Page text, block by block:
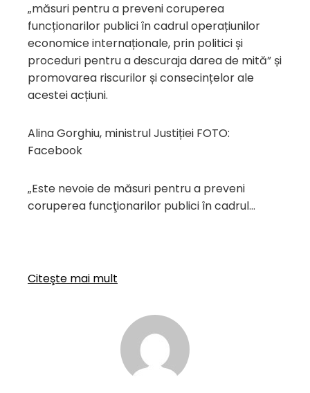
„măsuri pentru a preveni coruperea
funcționarilor publici în cadrul operațiunilor
economice internaționale, prin politici și
proceduri pentru a descuraja darea de mită” și
promovarea riscurilor și consecințelor ale
acestei acțiuni.
Alina Gorghiu, ministrul Justiției FOTO:
Facebook
„Este nevoie de măsuri pentru a preveni
coruperea funcţionarilor publici în cadrul…
Citeşte mai mult